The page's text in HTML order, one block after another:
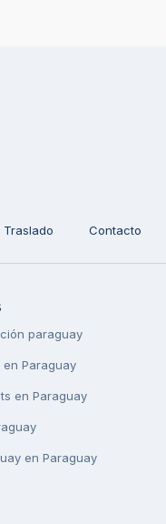
Contacto
paraguay
Paraguay
en Paraguay
en Paraguay